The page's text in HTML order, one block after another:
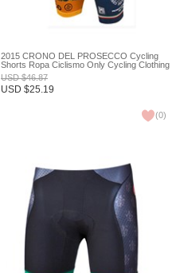
2015 CRONO DEL PROSECCO Cycling
Shorts Ropa Ciclismo Only Cycling Clothing
cycle jerseys Ciclismo bicicletas maillot
ciclismo XXS
USD$46.87
USD $25.19
(0)